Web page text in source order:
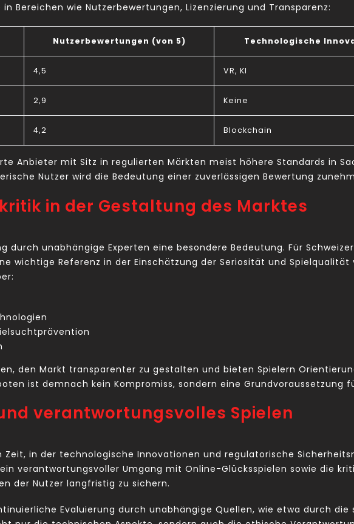
Bereichen wie Nutzerbewertungen, Lizenzierung und Transparenz:
Nutzerbewertungen (von 5) Technologische
4,5 VR, KI
2,9 Keine
4,2 Blockchain
Anbieter mit Sitz in regulierten Märkten meist höhere Standards in
Nutzer wird die Bedeutung einer zuverlässigen Bewertung
in der Gestaltung des Marktes
durch unabhängige Experten eine besondere Bedeutung. Für
wichtige Referenz in der Einschätzung der Seriosität und
den Markt transparenter zu gestalten und bieten Spielern
ist demnach kein Kompromiss, sondern eine Grundvoraussetzung
verantwortungsvolles Spielen
in der technologische Innovationen und regulatorische
verantwortungsvoller Umgang mit Online-Glücksspielen sowie die
der Nutzer langfristig zu sichern.
Evaluierung durch unabhängige Quellen, wie etwa durch die